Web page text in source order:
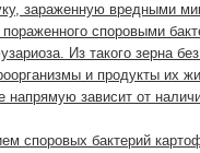
зараженную вредными
споровыми
Из такого зерна
и продукты их
напрямую зависит от
споровых бактерий